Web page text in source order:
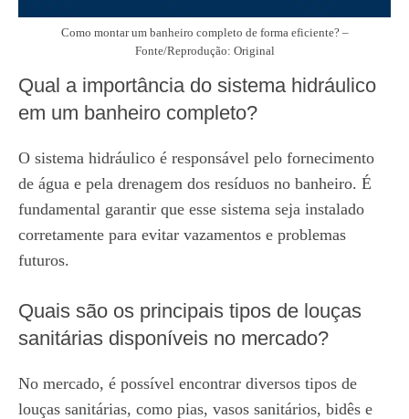
Como montar um banheiro completo de forma eficiente? –
Fonte/Reprodução: Original
Qual a importância do sistema hidráulico
em um banheiro completo?
O sistema hidráulico é responsável pelo fornecimento
de água e pela drenagem dos resíduos no banheiro. É
fundamental garantir que esse sistema seja instalado
corretamente para evitar vazamentos e problemas
futuros.
Quais são os principais tipos de louças
sanitárias disponíveis no mercado?
No mercado, é possível encontrar diversos tipos de
louças sanitárias, como pias, vasos sanitários, bidês e